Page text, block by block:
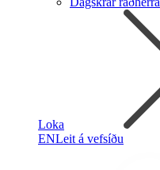
Loka
ENLeit á vefsíðu